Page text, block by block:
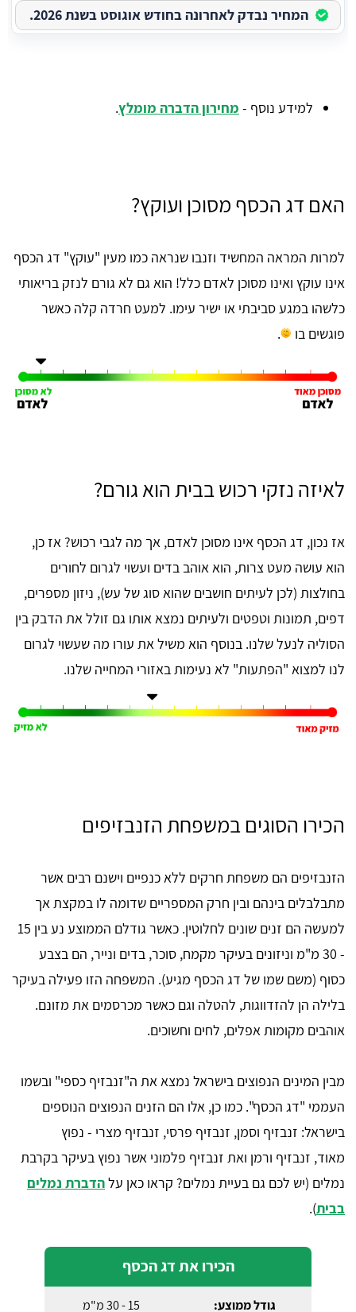
המחיר נבדק לאחרונה בחודש אוגוסט בשנת 2026.
למידע נוסף - מחירון הדברה מומלץ.
האם דג הכסף מסוכן ועוקץ?
למרות המראה המחשיד וזנבו שנראה כמו מעין "עוקץ" דג הכסף
אינו עוקץ ואינו מסוכן לאדם כלל! הוא גם לא גורם לנזק בריאותי
כלשהו במגע סביבתי או ישיר עימו. למעט חרדה קלה כאשר
פוגשים בו
.
לאיזה נזקי רכוש בבית הוא גורם?
אז נכון, דג הכסף אינו מסוכן לאדם, אך מה לגבי רכוש? אז כן,
הוא עושה מעט צרות, הוא אוהב בדים ועשוי לגרום לחורים
בחולצות (לכן לעיתים חושבים שהוא סוג של עש), ניזון מספרים,
דפים, תמונות וטפטים ולעיתים נמצא אותו גם זולל את הדבק בין
הסוליה לנעל שלנו. בנוסף הוא משיל את עורו מה שעשוי לגרום
לנו למצוא "הפתעות" לא נעימות באזורי המחייה שלנו.
הכירו הסוגים במשפחת הזנבזיפים
הזנבזיפים הם משפחת חרקים ללא כנפיים וישנם רבים אשר
מתבלבלים בינהם ובין חרק המספריים שדומה לו במקצת אך
למעשה הם זנים שונים לחלוטין. כאשר גודלם הממוצע נע בין 15
- 30 מ"מ וניזונים בעיקר מקמח, סוכר, בדים ונייר, הם בצבע
כסוף (משם שמו של דג הכסף מגיע). המשפחה הזו פעילה בעיקר
בלילה הן להזדווגות, להטלה וגם כאשר מכרסמים את מזונם.
אוהבים מקומות אפלים, לחים וחשוכים.
מבין המינים הנפוצים בישראל נמצא את ה"זנבזיף כספי" ובשמו
העממי "דג הכסף". כמו כן, אלו הם הזנים הנפוצים הנוספים
בישראל: זנבזיף וסמן, זנבזיף פרסי, זנבזיף מצרי - נפוץ
מאוד, זנבזיף ורמן ואת זנבזיף פלמוני אשר נפוץ בעיקר בקרבת
נמלים (יש לכם גם בעיית נמלים? קראו כאן עלהדברת נמלים
בבית).
הכירו את דג הכסף
גודל ממוצע: 15 - 30 מ"מ